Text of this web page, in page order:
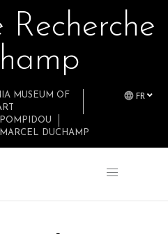
FR
MUSEUM OF
DUCHAMP